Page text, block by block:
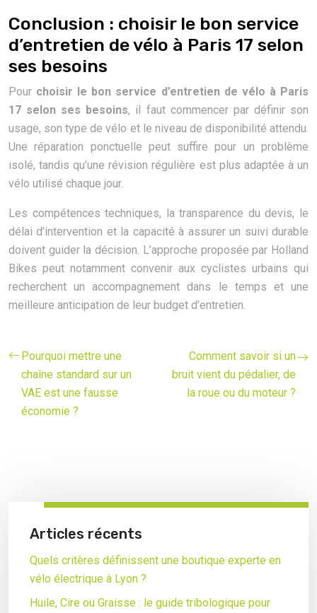
Conclusion : choisir le bon service
d’entretien de vélo à Paris 17 selon
ses besoins
Pour choisir le bon service d’entretien de vélo à Paris
17 selon ses besoins, il faut commencer par définir son
usage, son type de vélo et le niveau de disponibilité attendu.
Une réparation ponctuelle peut suffire pour un problème
isolé, tandis qu’une révision régulière est plus adaptée à un
vélo utilisé chaque jour.
Les compétences techniques, la transparence du devis, le
délai d’intervention et la capacité à assurer un suivi durable
doivent guider la décision. L’approche proposée par Holland
Bikes peut notamment convenir aux cyclistes urbains qui
recherchent un accompagnement dans le temps et une
meilleure anticipation de leur budget d’entretien.
Pourquoi mettre une
chaîne standard sur un
VAE est une fausse
économie ?
Comment savoir si un
bruit vient du pédalier, de
la roue ou du moteur ?
Articles récents
Quels critères définissent une boutique experte en
vélo électrique à Lyon ?
Huile, Cire ou Graisse : le guide tribologique pour